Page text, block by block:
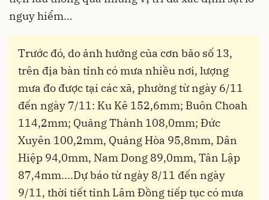
nguy hiểm…
Trước đó, do ảnh hưởng của cơn bão số 13,
trên địa bàn tỉnh có mưa nhiều nơi, lượng
mưa đo được tại các xã, phường từ ngày 6/11
đến ngày 7/11: Ku Kê 152,6mm; Buôn Choah
114,2mm; Quảng Thành 108,0mm; Đức
Xuyên 100,2mm, Quảng Hòa 95,8mm, Dân
Hiệp 94,0mm, Nam Dong 89,0mm, Tân Lập
87,4mm....Dự báo từ ngày 8/11 đến ngày
9/11, thời tiết tỉnh Lâm Đồng tiếp tục có mưa